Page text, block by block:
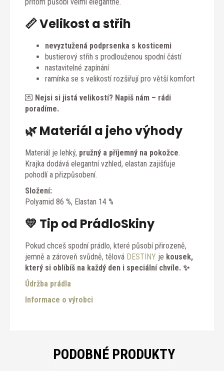
📏 Velikost a střih
nevyztužená podprsenka s kosticemi
bustierový střih s prodlouženou spodní částí
nastavitelné zapínání
ramínka se s velikostí rozšiřují pro větší komfort
💌 Nejsi si jistá velikostí? Napiš nám – rádi
poradíme.
🌿 Materiál a jeho výhody
Materiál je lehký, pružný a příjemný na pokožce
Krajka dodává elegantní vzhled, elastan zajišťuje
pohodlí a přizpůsobení.
Složení:
Polyamid 86 %, Elastan 14 %
💛 Tip od PrádloSkiny
Pokud chceš spodní prádlo, které působí přirozeně,
jemně a zároveň svůdně, tělová DESTINY je kousek,
který si oblíbíš na každý den i speciální chvíle. ✨
Údržba prádla
Informace o výrobci
PODOBNÉ PRODUKTY